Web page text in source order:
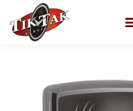
BIGOTTI Milano